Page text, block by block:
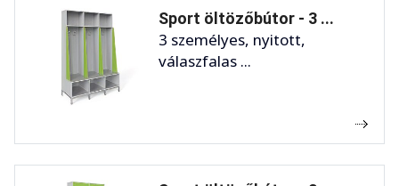
Sport öltözőbútor - 3 ...
3 személyes, nyitott,
válaszfalas ...